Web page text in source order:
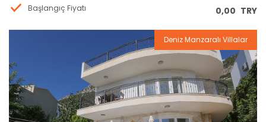
Başlangıç Fiyatı
0,00 TRY
Rezervasyon
Deniz Manzaralı Villalar